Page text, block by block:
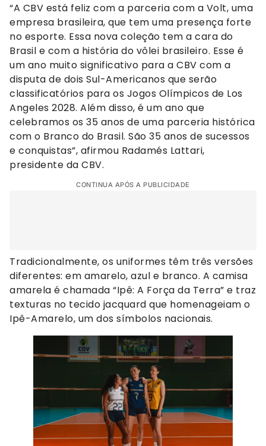
“A CBV está feliz com a parceria com a Volt, uma
empresa brasileira, que tem uma presença forte
no esporte. Essa nova coleção tem a cara do
Brasil e com a história do vôlei brasileiro. Esse é
um ano muito significativo para a CBV com a
disputa de dois Sul-Americanos que serão
classificatórios para os Jogos Olímpicos de Los
Angeles 2028. Além disso, é um ano que
celebramos os 35 anos de uma parceria histórica
com o Branco do Brasil. São 35 anos de sucessos
e conquistas”, afirmou Radamés Lattari,
presidente da CBV.
CONTINUA APÓS A PUBLICIDADE
Tradicionalmente, os uniformes têm três versões
diferentes: em amarelo, azul e branco. A camisa
amarela é chamada “Ipê: A Força da Terra” e traz
texturas no tecido jacquard que homenageiam o
Ipê-Amarelo, um dos símbolos nacionais.